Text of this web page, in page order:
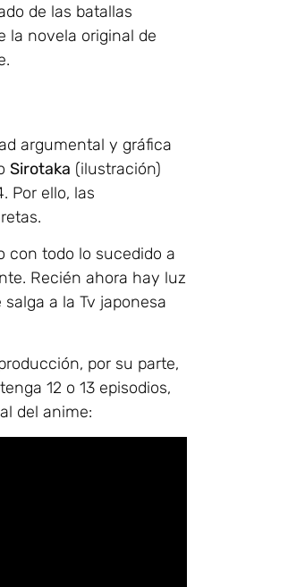
de las batallas
la novela original de
argumental y gráfica
Sirotaka (ilustración)
Por ello, las
con todo lo sucedido a
Recién ahora hay luz
a la Tv japonesa
por su parte,
12 o 13 episodios,
del anime: